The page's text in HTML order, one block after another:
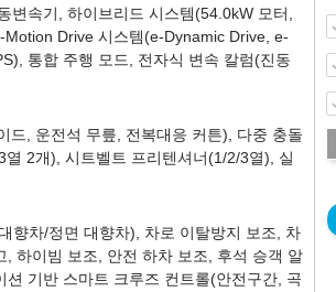
속기, 하이브리드 시스템(54.0kW 모터,
Drive 시스템(e-Dynamic Drive, e-
통합 주행 모드, 전자식 변속 칼럼(진동
드, 운전석 무릎, 전복대응 커튼), 다중 충돌
2개), 시트벨트 프리텐셔너(1/2/3열), 실
향차/정면 대향차), 차로 이탈방지 보조, 차
하이빔 보조, 안전 하차 보조, 후석 승객 알
기반 스마트 크루즈 컨트롤(안전구간, 곡